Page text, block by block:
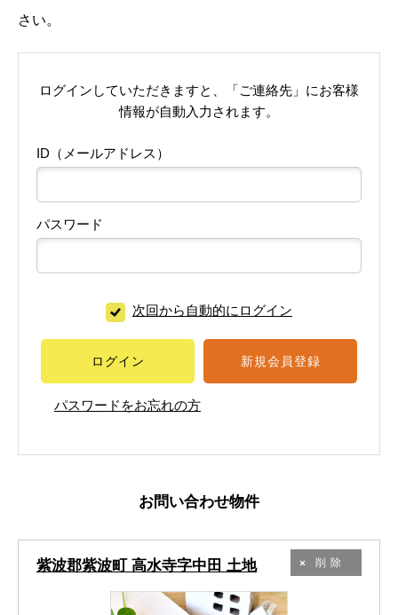
さい。
ログインしていただきますと、「ご連絡先」にお客様
情報が自動入力されます。
ID（メールアドレス）
パスワード
次回から自動的にログイン
ログイン 新規会員登録
パスワードをお忘れの方
お問い合わせ物件
紫波郡紫波町 高水寺字中田 土地 削除